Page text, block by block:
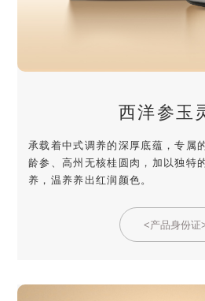
西洋参玉
承载着中式调养的深厚底蕴，专属
龄参、高州无核桂圆肉，加以独特
养，温养养出红润颜色。
<产品身份证